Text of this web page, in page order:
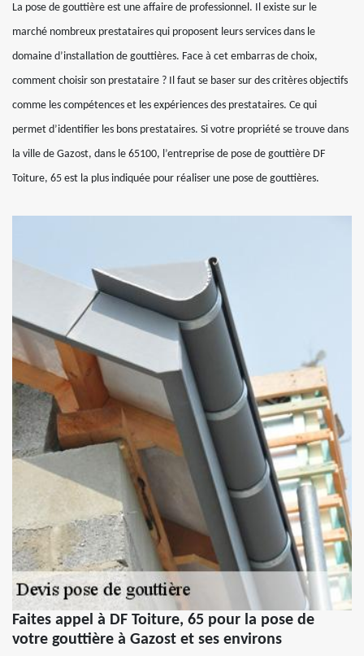
La pose de gouttière est une affaire de professionnel. Il existe sur le
marché nombreux prestataires qui proposent leurs services dans le
domaine d’installation de gouttières. Face à cet embarras de choix,
comment choisir son prestataire ? Il faut se baser sur des critères objectifs
comme les compétences et les expériences des prestataires. Ce qui
permet d’identifier les bons prestataires. Si votre propriété se trouve dans
la ville de Gazost, dans le 65100, l’entreprise de pose de gouttière DF
Toiture, 65 est la plus indiquée pour réaliser une pose de gouttières.
Faites appel à DF Toiture, 65 pour la pose de
votre gouttière à Gazost et ses environs